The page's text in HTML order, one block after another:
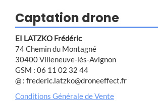
Captation drone
EI LATZKO Frédéric
74 Chemin du Montagné
30400 Villeneuve-lès-Avignon
GSM : 06 11 02 32 44
@ : frederic.latzko@droneeffect.fr
Conditions Générale de Vente